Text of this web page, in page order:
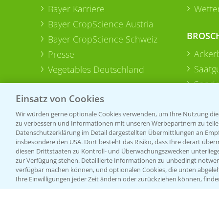
Bayer Karriere
Bayer CropScience Austria
Bayer CropScience Schweiz
Presse
Vegetables Deutschland
Einsatz von Cookies
Wir würden gerne optionale Cookies verwenden, um Ihre Nutzung
zu verbessern und Informationen mit unseren Werbepartnern zu
Datenschutzerklärung im Detail dargestellten Übermittlungen an
insbesondere den USA. Dort besteht das Risiko, dass Ihre derart
diesen Drittstaaten zu Kontroll- und Überwachungszwecken
zur Verfügung stehen. Detaillierte Informationen zu unbedingt
verfügbar machen können, und optionalen Cookies, die unten
Ihre Einwilligungen jeder Zeit ändern oder zurückziehen können,